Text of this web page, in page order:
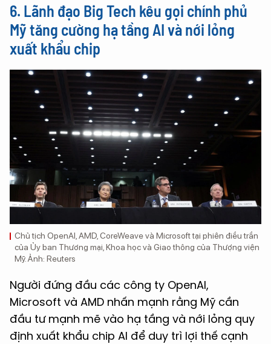
6. Lãnh đạo Big Tech kêu gọi chính phủ
Mỹ tăng cường hạ tầng AI và nới lỏng
xuất khẩu chip
Chủ tịch OpenAI, AMD, CoreWeave và Microsoft tại phiên điều trần
của Ủy ban Thương mại, Khoa học và Giao thông của Thượng viện
Mỹ. Ảnh: Reuters
Người đứng đầu các công ty OpenAI,
Microsoft và AMD nhấn mạnh rằng Mỹ cần
đầu tư mạnh mẽ vào hạ tầng và nới lỏng quy
định xuất khẩu chip AI để duy trì lợi thế cạnh